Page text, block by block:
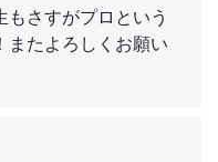
さすがプロという
たよろしくお願い